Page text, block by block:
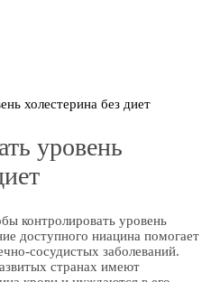
холестерина без диет
уровень
контролировать уровень
доступного ниацина помогает
сосудистых заболеваний.
странах имеют